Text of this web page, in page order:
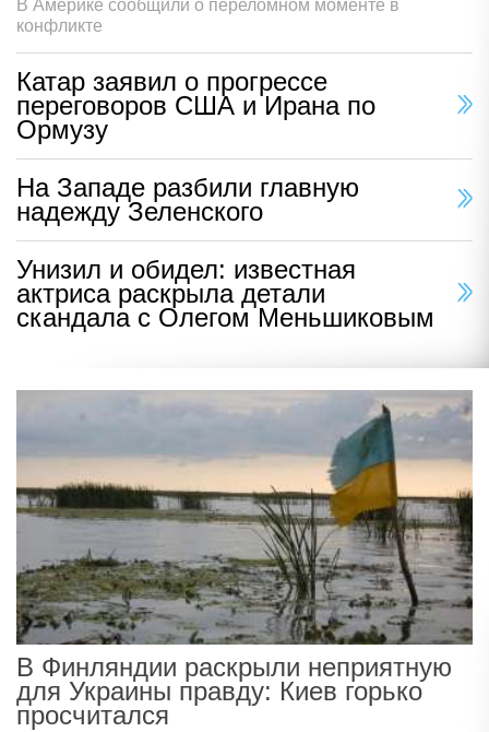
В Америке сообщили о переломном моменте в
конфликте
Катар заявил о прогрессе
переговоров США и Ирана по
Ормузу
На Западе разбили главную
надежду Зеленского
Унизил и обидел: известная
актриса раскрыла детали
скандала с Олегом Меньшиковым
В Финляндии раскрыли неприятную
для Украины правду: Киев горько
просчитался